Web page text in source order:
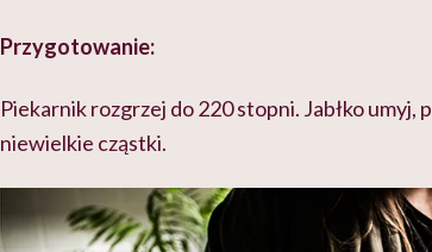
Przygotowanie:
Piekarnik rozgrzej do 220 stopni. Jabłko umyj,
niewielkie cząstki.